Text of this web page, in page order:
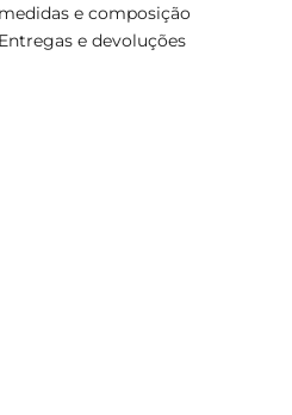
medidas e composição
Entregas e devoluções